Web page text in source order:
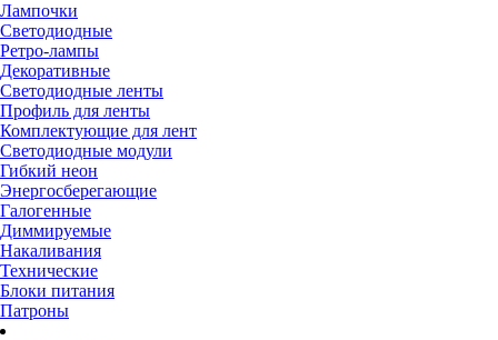
Лампочки
Светодиодные
Ретро-лампы
Декоративные
Светодиодные ленты
Профиль для ленты
Комплектующие для лент
Светодиодные модули
Гибкий неон
Энергосберегающие
Галогенные
Диммируемые
Накаливания
Технические
Блоки питания
Патроны